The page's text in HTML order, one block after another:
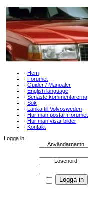
· Hem
· Forumet
· Guider / Manualer
· English language
· Senaste kommentarerna
· Sök
· Länka till Volvosweden
· Hur man postar i forumet
· Hur man visar bilder
· Kontakt
Logga in
Användarnamn
Lösenord